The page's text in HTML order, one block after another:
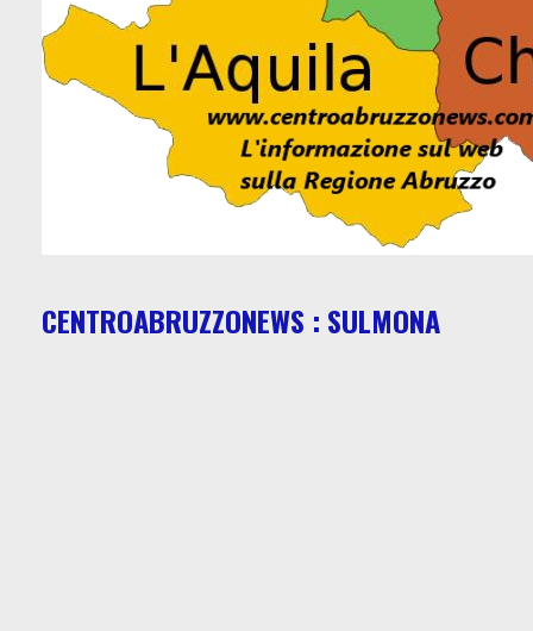
CENTROABRUZZONEWS : SULMONA